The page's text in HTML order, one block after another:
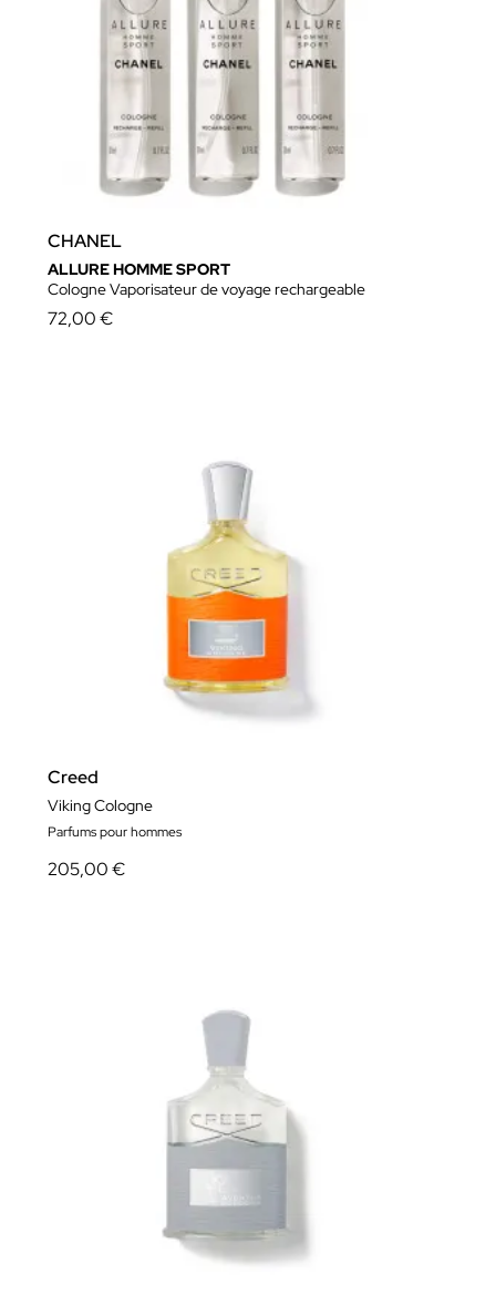
CHANEL
ALLURE HOMME SPORT
Cologne Vaporisateur de voyage rechargeable
72,00 €
Creed
Viking Cologne
Parfums pour hommes
205,00 €